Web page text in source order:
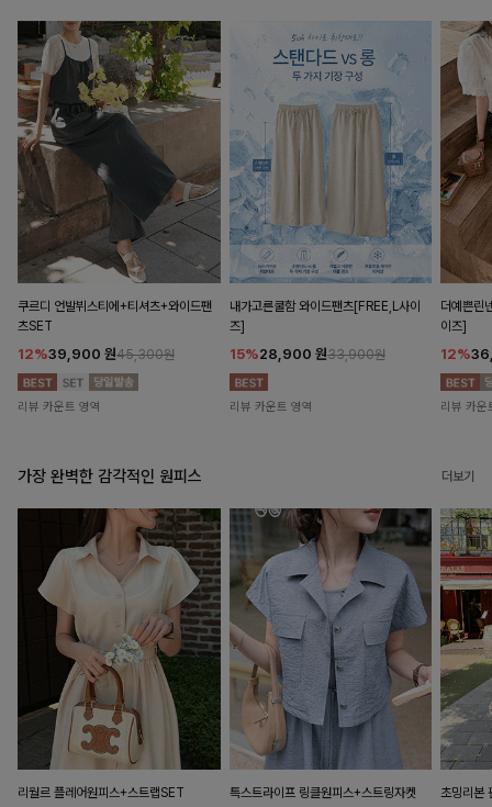
쿠르디 언발뷔스티에+티셔츠+와이드팬
츠SET
12%39,900 원45,300원
리뷰 카운트 영역
내가고른쿨함 와이드팬츠[FREE,L사이
즈]
15%28,900 원33,900원
리뷰 카운트 영역
더예쁜린
이즈]
12%
리뷰 카운
가장 완벽한 감각적인 원피스 더보기
리월르 플레어원피스+스트랩SET
특스트라이프 링클원피스+스트링자켓
초밍리본